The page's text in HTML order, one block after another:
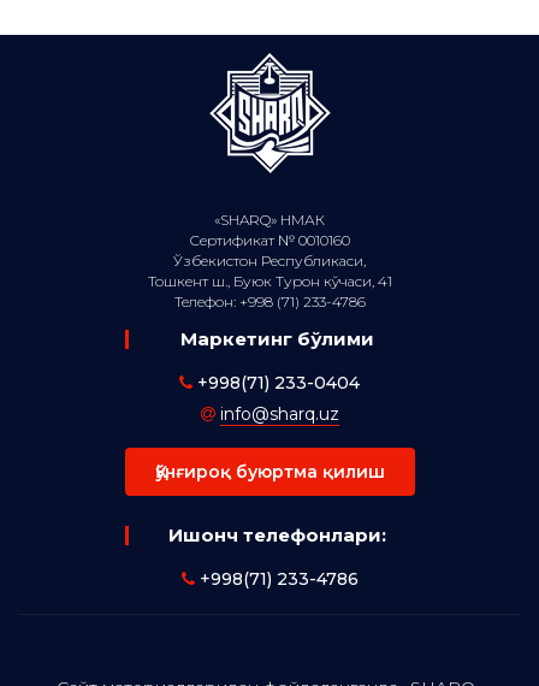
«SHARQ» НМАК
Сертификат № 0010160
Ўзбекистон Республикаси,
Тошкент ш., Буюк Турон кўчаси, 41
Телефон: +998 (71) 233-4786
Маркетинг бўлими
+998(71) 233-0404
info@sharq.uz
Қўнғироқ буюртма қилиш
Ишонч телефонлари:
+998(71) 233-4786